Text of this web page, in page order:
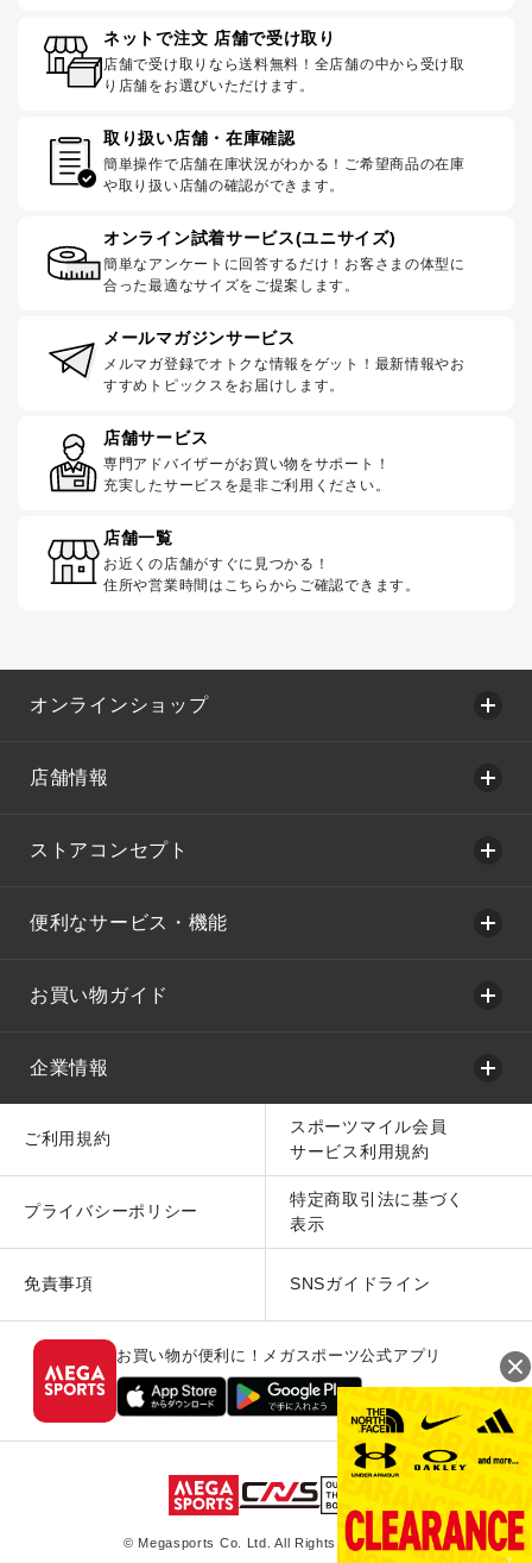
ネットで注文 店舗で受け取り
店舗で受け取りなら送料無料！全店舗の中から受け取
り店舗をお選びいただけます。
取り扱い店舗・在庫確認
簡単操作で店舗在庫状況がわかる！ご希望商品の在庫
や取り扱い店舗の確認ができます。
オンライン試着サービス(ユニサイズ)
簡単なアンケートに回答するだけ！お客さまの体型に
合った最適なサイズをご提案します。
メールマガジンサービス
メルマガ登録でオトクな情報をゲット！最新情報やお
すすめトピックスをお届けします。
店舗サービス
専門アドバイザーがお買い物をサポート！
充実したサービスを是非ご利用ください。
店舗一覧
お近くの店舗がすぐに見つかる！
住所や営業時間はこちらからご確認できます。
オンラインショップ
店舗情報
ストアコンセプト
便利なサービス・機能
お買い物ガイド
企業情報
ご利用規約
スポーツマイル会員
サービス利用規約
プライバシーポリシー
特定商取引法に基づく
表示
免責事項 SNSガイドライン
お買い物が便利に！メガスポーツ公式アプリ
© Megasports Co. Ltd. All Rights Reserved.